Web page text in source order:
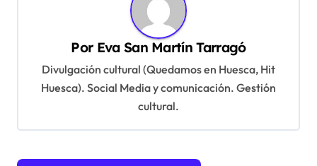
e
e
Por Eva San Martín Tarragó
Divulgación cultural (Quedamos en Huesca, Hit
Huesca). Social Media y comunicación. Gestión
cultural.